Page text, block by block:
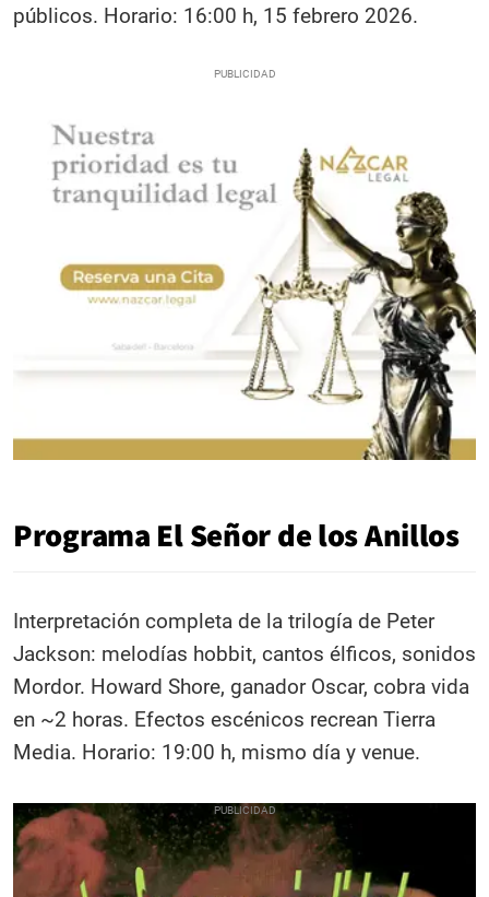
públicos. Horario: 16:00 h, 15 febrero 2026.​
Programa El Señor de los Anillos
Interpretación completa de la trilogía de Peter
Jackson: melodías hobbit, cantos élficos, sonidos
Mordor. Howard Shore, ganador Oscar, cobra vida
en ~2 horas. Efectos escénicos recrean Tierra
Media. Horario: 19:00 h, mismo día y venue.​